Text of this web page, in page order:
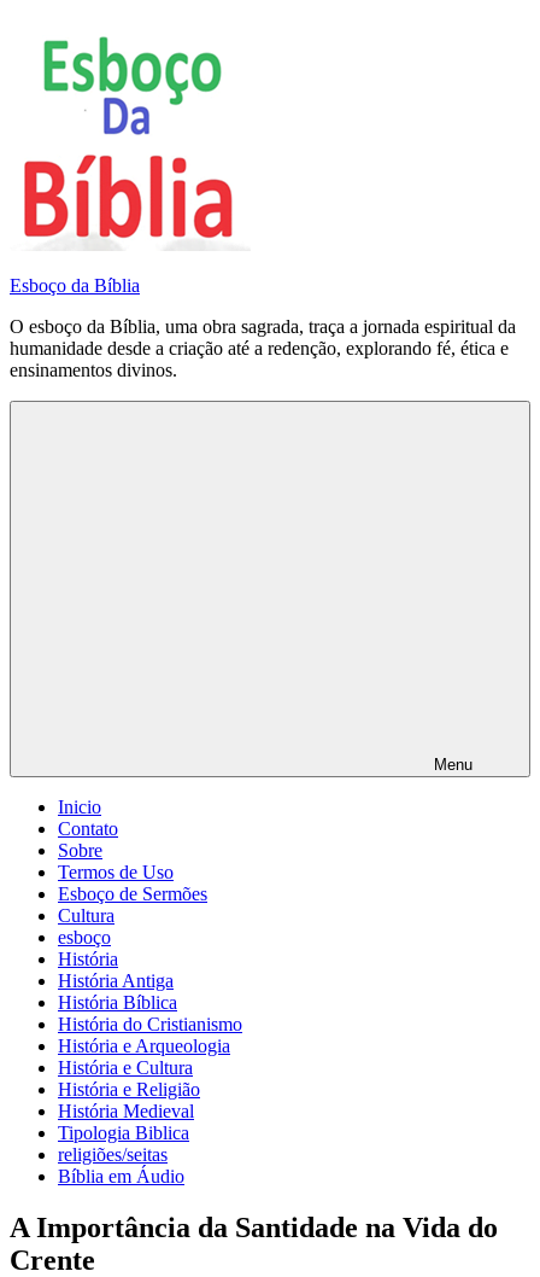
conteúdo
Esboço da Bíblia
O esboço da Bíblia, uma obra sagrada, traça a jornada espiritual da
humanidade desde a criação até a redenção, explorando fé, ética e
ensinamentos divinos.
Menu
Inicio
Contato
Sobre
Termos de Uso
Esboço de Sermões
Cultura
esboço
História
História Antiga
História Bíblica
História do Cristianismo
História e Arqueologia
História e Cultura
História e Religião
História Medieval
Tipologia Biblica
religiões/seitas
Bíblia em Áudio
A Importância da Santidade na Vida do
Crente